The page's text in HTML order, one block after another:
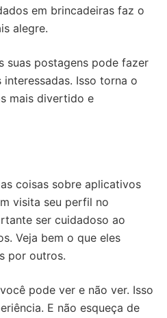
em brincadeiras faz o
alegre.
suas postagens pode fazer
Isso torna o
mais divertido e
coisas sobre aplicativos
visita seu perfil no
ser cuidadoso ao
Veja bem o que eles
por outros.
pode ver e não ver. Isso
E não esqueça de